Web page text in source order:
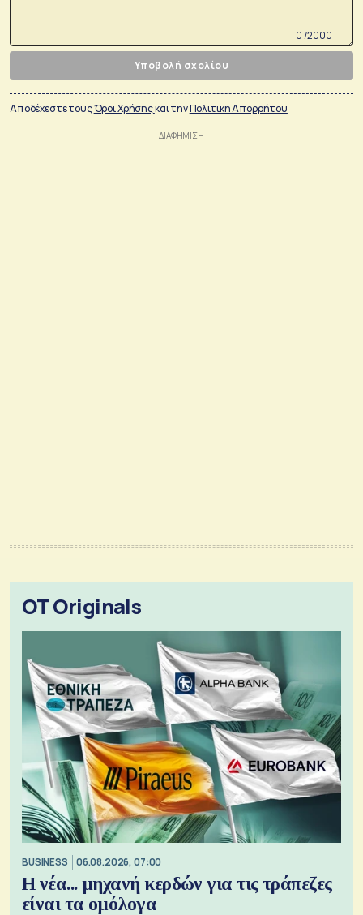
0 /2000
Υποβολή σχολίου
Αποδέχεστε τουςΌροι Χρήσηςκαι τηνΠολιτικη Απορρήτου
OT Originals
BUSINESS 06.08.2026, 07:00
Η νέα... μηχανή κερδών για τις τράπεζες
είναι τα ομόλογα